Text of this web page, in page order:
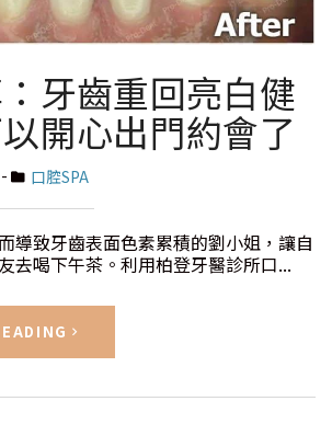
牙齒重回亮白健
開心出門約會了
口腔SPA
導致牙齒表面色素累積的劉小姐，讓自
去喝下午茶。利用柏登牙醫診所口...